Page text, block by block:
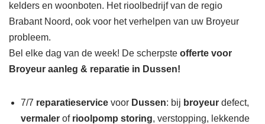
kelders en woonboten. Het rioolbedrijf van de regio
Brabant Noord, ook voor het verhelpen van uw Broyeur
probleem.
Bel elke dag van de week! De scherpste offerte voor
Broyeur aanleg & reparatie in Dussen!
7/7 reparatieservice voor Dussen: bij broyeur defect,
vermaler of rioolpomp storing, verstopping, lekkende